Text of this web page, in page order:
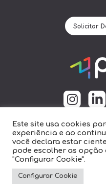
Ouvidoria
Trabalhe
(84)98162-
Natal RN
Solicitar
© 2020 PAM -
Este site usa cookies
experiência e ao
você declara estar
pode escolher as opção
"Configurar Cookie".
Configurar Cookie